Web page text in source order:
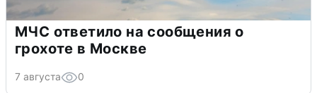
МЧС ответило на сообщения о
грохоте в Москве
7 августа 0